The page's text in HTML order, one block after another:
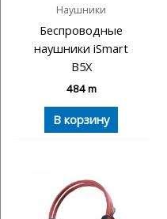
Наушники
Беспроводные
наушники iSmart
B5X
484m
В корзину